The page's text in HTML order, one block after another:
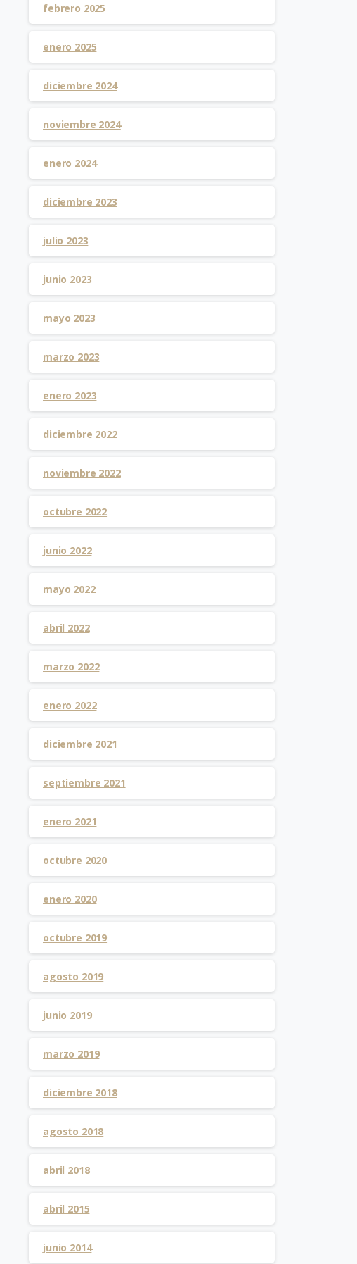
febrero 2025
enero 2025
diciembre 2024
noviembre 2024
enero 2024
diciembre 2023
julio 2023
junio 2023
mayo 2023
marzo 2023
enero 2023
diciembre 2022
noviembre 2022
octubre 2022
junio 2022
mayo 2022
abril 2022
marzo 2022
enero 2022
diciembre 2021
septiembre 2021
enero 2021
octubre 2020
enero 2020
octubre 2019
agosto 2019
junio 2019
marzo 2019
diciembre 2018
agosto 2018
abril 2018
abril 2015
junio 2014